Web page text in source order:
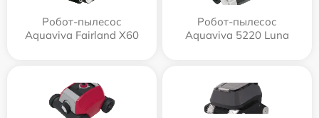
Робот-пылесос
Aquaviva Fairland X60
Робот-пылесос
Aquaviva 5220 Luna